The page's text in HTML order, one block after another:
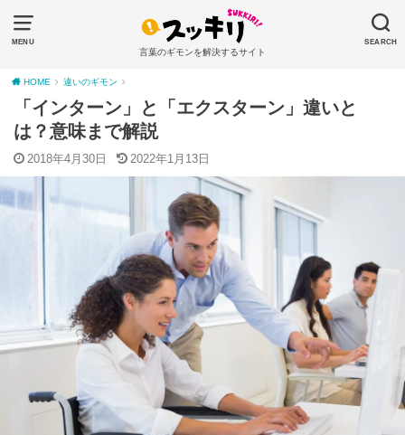
MENU SEARCH
言葉のギモンを解決するサイト
HOME 違いのギモン
「インターン」と「エクスターン」違いと
は？意味まで解説
2018年4月30日 2022年1月13日